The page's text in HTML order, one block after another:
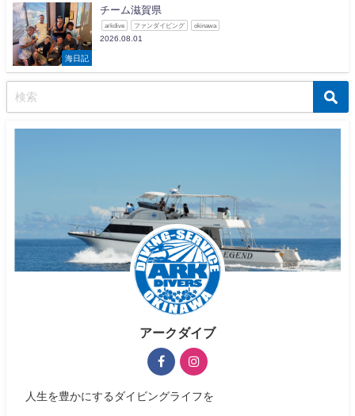
海日記
チーム滋賀県
arkdive ファンダイビング okinawa
2026.08.01
アークダイブ
人生を豊かにするダイビングライフを